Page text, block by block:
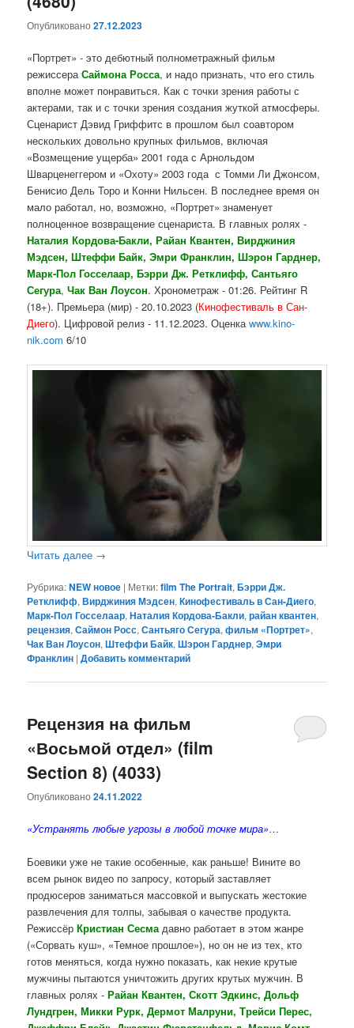
Опубликовано27.12.2023
«Портрет» - это дебютный полнометражный фильм
режиссераСаймона Росса, и надо признать, что его стиль
вполне может понравиться. Как с точки зрения работы с
актерами, так и с точки зрения создания жуткой атмосферы.
Сценарист Дэвид Гриффитс в прошлом был соавтором
нескольких довольно крупных фильмов, включая
«Возмещение ущерба» 2001 года с Арнольдом
Шварценеггером и «Охоту» 2003 года с Томми Ли Джонсом,
Бенисио Дель Торо и Конни Нильсен. В последнее время он
мало работал, но, возможно, «Портрет» знаменует
полноценное возвращение сценариста. В главных ролях -
Наталия Кордова-Бакли, Райан Квантен, Вирджиния
Мэдсен, Штеффи Байк, Эмри Франклин, Шэрон Гарднер,
Марк-Пол Госселаар, Бэрри Дж. Ретклифф, Сантьяго
Сегура,Чак Ван Лоусон. Хронометраж - 01:26. Рейтинг R
(18+). Премьера (мир) - 20.10.2023 (Кинофестиваль в Сан-
Диего). Цифровой релиз - 11.12.2023. Оценкаwww.kino-
nik.com 6/10
Читать далее →
Рубрика:NEW новое | Метки:film The Portrait,Бэрри Дж.
Ретклифф,Вирджиния Мэдсен,Кинофестиваль в Сан-Диего,
Марк-Пол Госселаар,Наталия Кордова-Бакли,райан квантен,
рецензия,Саймон Росс,Сантьяго Сегура,фильм «Портрет»,
Чак Ван Лоусон,Штеффи Байк,Шэрон Гарднер,Эмри
Франклин |Добавить комментарий
Рецензия на фильм
«Восьмой отдел» (film
Section 8) (4033)
Опубликовано24.11.2022
«Устранять любые угрозы в любой точке мира»…
Боевики уже не такие особенные, как раньше! Вините во
всем рынок видео по запросу, который заставляет
продюсеров заниматься массовкой и выпускать жестокие
развлечения для толпы, забывая о качестве продукта.
РежиссёрКристиан Сесмадавно работает в этом жанре
(«Сорвать куш», «Темное прошлое»), но он не из тех, кто
готов меняться, когда нужно показать, как некие крутые
мужчины пытаются уничтожить других крутых мужчин. В
главных ролях -Райан Квантен, Скотт Эдкинс, Дольф
Лундгрен, Микки Рурк, Дермот Малруни, Трейси Перес,